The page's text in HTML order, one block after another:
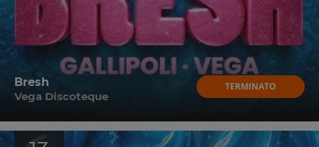
Bresh
Vega Discoteque
TERMINATO